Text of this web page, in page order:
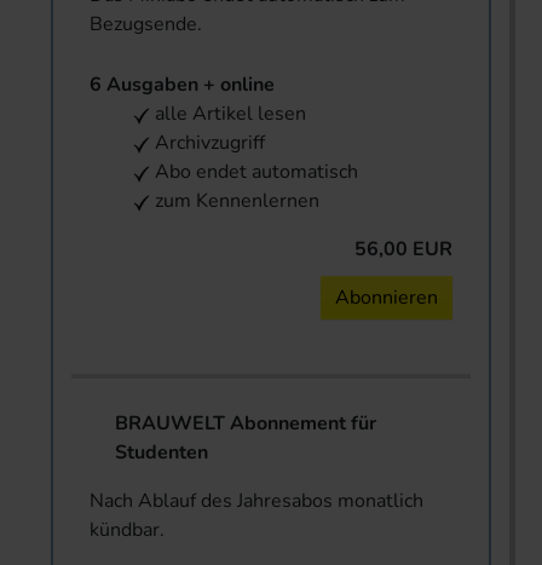
Bezugsende.
6 Ausgaben + online
alle Artikel lesen
Archivzugriff
Abo endet automatisch
zum Kennenlernen
56,00 EUR
Abonnieren
BRAUWELT Abonnement für
Studenten
Nach Ablauf des Jahresabos monatlich
kündbar.